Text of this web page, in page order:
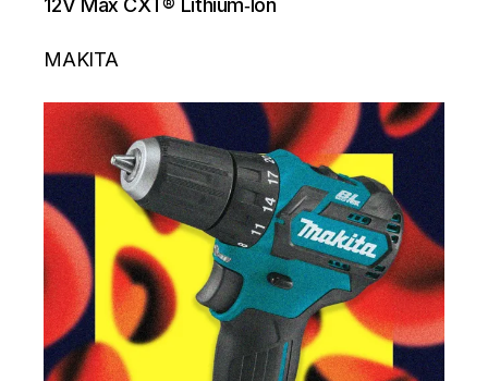
12V Max CXT® Lithium‐Ion
MAKITA